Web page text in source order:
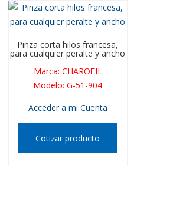
Pinza corta hilos francesa,
para cualquier peralte y ancho
Marca: CHAROFIL
Modelo:G-51-904
Acceder a mi Cuenta
Cotizar producto